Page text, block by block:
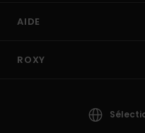
AIDE
ROXY